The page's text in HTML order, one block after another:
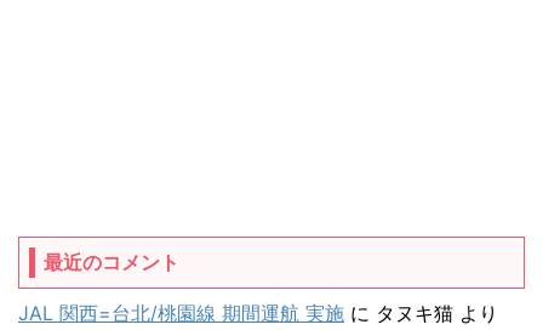
最近のコメント
JAL 関西=台北/桃園線 期間運航 実施 に タヌキ猫 より